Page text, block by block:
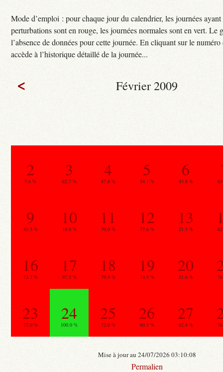
Mode d’emploi : pour chaque jour du calendrier, les journées
perturbations sont en rouge, les journées normales sont en vert. Le
l’absence de données pour cette journée. En cliquant sur le
accède à l’historique détaillé de la journée...
< Février 2009
2
7.6 %
3
62.7 %
4
87.8 %
5
54.1 %
6
43.8 %
9
43.5 %
10
18.0 %
11
70.0 %
12
77.6 %
13
21.5 %
16
73.7 %
17
97.5 %
18
79.9 %
19
74.5 %
20
51.6 %
23
77.0 %
24
100.0 %
25
72.0 %
26
60.5 %
27
62.4 %
Mise à jour au 24/07/2026 03:10:08
Permalien